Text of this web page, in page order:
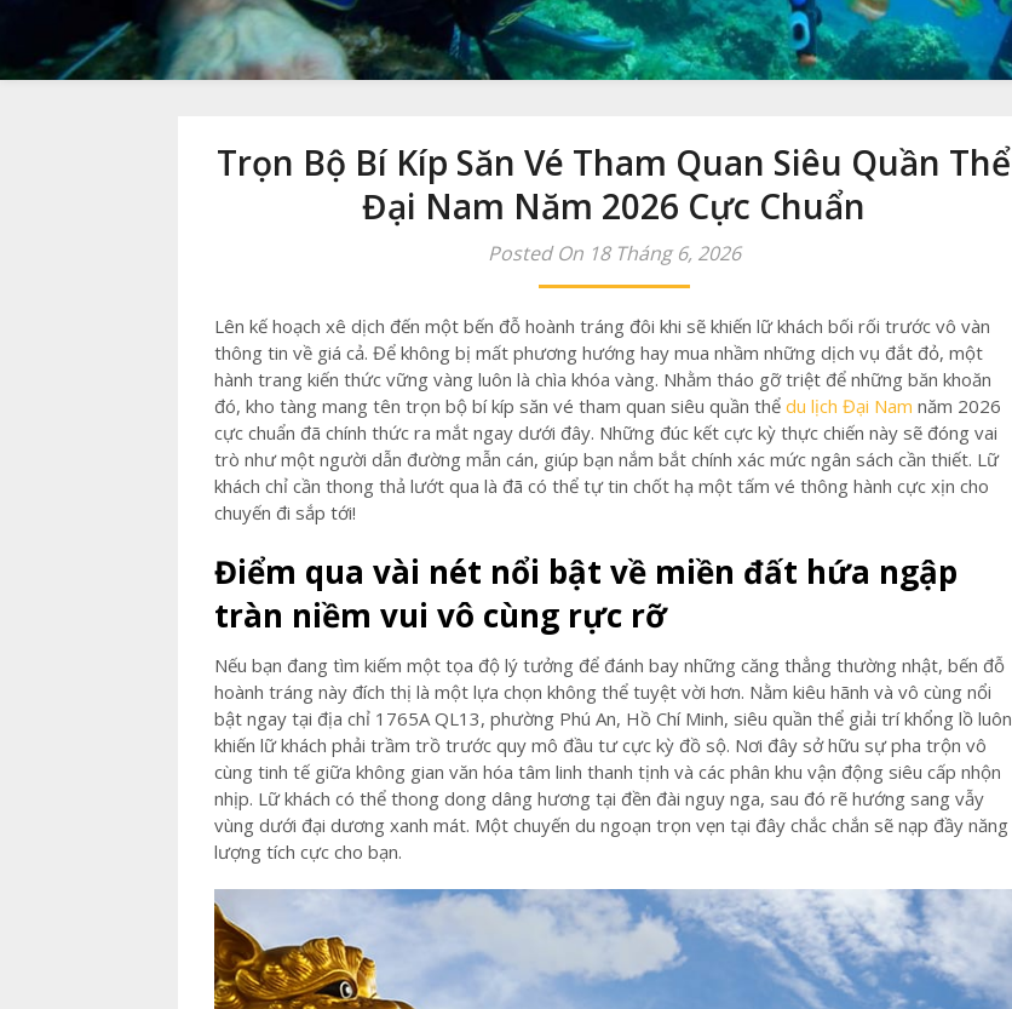
Trọn Bộ Bí Kíp Săn Vé Tham Quan Siêu Quần Thể
Đại Nam Năm 2026 Cực Chuẩn
Posted On 18 Tháng 6, 2026
Lên kế hoạch xê dịch đến một bến đỗ hoành tráng đôi khi sẽ khiến lữ khách bối rối trước vô vàn
thông tin về giá cả. Để không bị mất phương hướng hay mua nhầm những dịch vụ đắt đỏ, một
hành trang kiến thức vững vàng luôn là chìa khóa vàng. Nhằm tháo gỡ triệt để những băn khoăn
đó, kho tàng mang tên trọn bộ bí kíp săn vé tham quan siêu quần thể du lịch Đại Nam năm 2026
cực chuẩn đã chính thức ra mắt ngay dưới đây. Những đúc kết cực kỳ thực chiến này sẽ đóng vai
trò như một người dẫn đường mẫn cán, giúp bạn nắm bắt chính xác mức ngân sách cần thiết. Lữ
khách chỉ cần thong thả lướt qua là đã có thể tự tin chốt hạ một tấm vé thông hành cực xịn cho
chuyến đi sắp tới!
Điểm qua vài nét nổi bật về miền đất hứa ngập
tràn niềm vui vô cùng rực rỡ
Nếu bạn đang tìm kiếm một tọa độ lý tưởng để đánh bay những căng thẳng thường nhật, bến đỗ
hoành tráng này đích thị là một lựa chọn không thể tuyệt vời hơn. Nằm kiêu hãnh và vô cùng nổi
bật ngay tại địa chỉ 1765A QL13, phường Phú An, Hồ Chí Minh, siêu quần thể giải trí khổng lồ luôn
khiến lữ khách phải trầm trồ trước quy mô đầu tư cực kỳ đồ sộ. Nơi đây sở hữu sự pha trộn vô
cùng tinh tế giữa không gian văn hóa tâm linh thanh tịnh và các phân khu vận động siêu cấp nhộn
nhịp. Lữ khách có thể thong dong dâng hương tại đền đài nguy nga, sau đó rẽ hướng sang vẫy
vùng dưới đại dương xanh mát. Một chuyến du ngoạn trọn vẹn tại đây chắc chắn sẽ nạp đầy năng
lượng tích cực cho bạn.